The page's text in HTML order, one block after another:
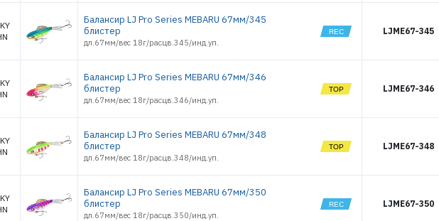
Балансир LJ Pro Series MEBARU 67мм/345
блистер
дл.67мм/вес 18г/расцв.345/инд.уп.
LJME67-345
Балансир LJ Pro Series MEBARU 67мм/346
блистер
дл.67мм/вес 18г/расцв.346/инд.уп.
LJME67-346
Балансир LJ Pro Series MEBARU 67мм/348
блистер
дл.67мм/вес 18г/расцв.348/инд.уп.
LJME67-348
Балансир LJ Pro Series MEBARU 67мм/350
блистер
дл.67мм/вес 18г/расцв.350/инд.уп.
LJME67-350